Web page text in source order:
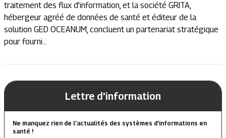
traitement des flux d’information, et la société GRITA,
hébergeur agréé de données de santé et éditeur de la
solution GED OCEANUM, concluent un partenariat stratégique
pour fourni...
Lettre d'information
Ne manquez rien de l’actualités des systèmes d’informations en
santé !